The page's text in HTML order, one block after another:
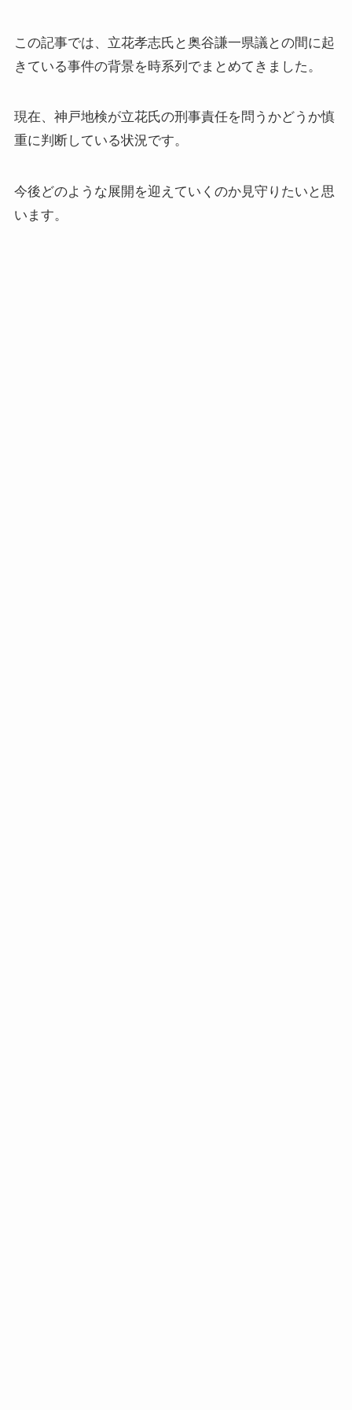
この記事では、立花孝志氏と奥谷謙一県議との間に起
きている事件の背景を時系列でまとめてきました。
現在、神戸地検が立花氏の刑事責任を問うかどうか慎
重に判断している状況です。
今後どのような展開を迎えていくのか見守りたいと思
います。